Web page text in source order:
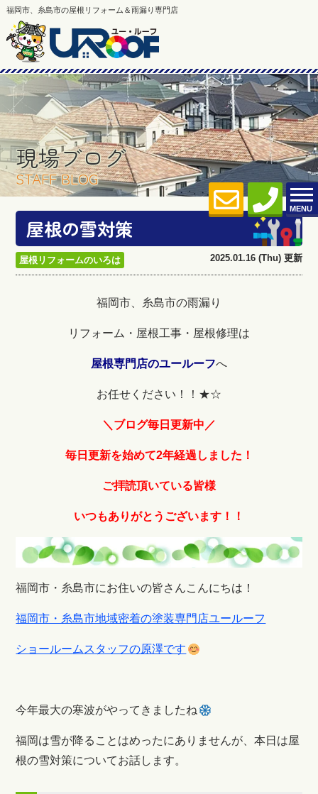
福岡市、糸島市の屋根リフォーム＆雨漏り専門店
MENU
現場ブログ
STAFF BLOG
屋根の雪対策
屋根リフォームのいろは 2025.01.16 (Thu) 更新
福岡市、糸島市の雨漏り
リフォーム・屋根工事・屋根修理は
屋根専門店のユールーフへ
お任せください！！★☆
＼ブログ毎日更新中／
毎日更新を始めて2年経過しました！
ご拝読頂いている皆様
いつもありがとうございます！！
福岡市・糸島市にお住いの皆さんこんにちは！
福岡市・糸島市地域密着の塗装専門店ユールーフ
ショールームスタッフの原澤です
今年最大の寒波がやってきましたね
福岡は雪が降ることはめったにありませんが、本日は屋
根の雪対策についてお話します。